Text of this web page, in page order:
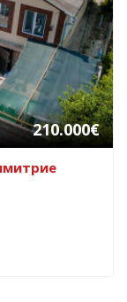
210.000€